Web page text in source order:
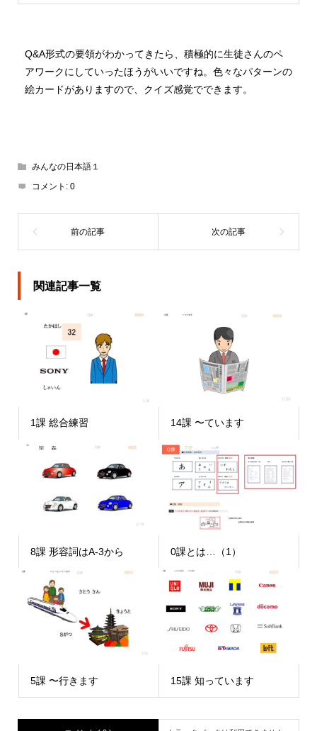
Q&A形式の要領がわかってきたら、積極的に生徒さんのペ
アワークにしていったほうがいいですね。色々なパターンの
絵カードがありますので、クイズ感覚でできます。
みんなの日本語１
コメント: 0
関連記事一覧
1課 総合練習 14課 〜ています
8課 形容詞はA-3から 0課とは…（1）
5課 〜行きます 15課 知っています